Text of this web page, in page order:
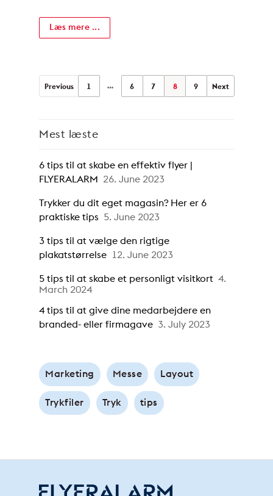
Læs mere ...
Previous 1 … 6 7 8 9 Next
Mest læste
6 tips til at skabe en effektiv flyer |
FLYERALARM 26. June 2023
Trykker du dit eget magasin? Her er 6
praktiske tips 5. June 2023
3 tips til at vælge den rigtige
plakatstørrelse 12. June 2023
5 tips til at skabe et personligt visitkort 4.
March 2024
4 tips til at give dine medarbejdere en
branded- eller firmagave 3. July 2023
Marketing Messe Layout
Trykfiler Tryk tips